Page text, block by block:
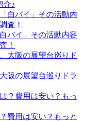
介♪
バイ」その活動内容
！
阪の展望台巡りドラ
費用は安い？もっと